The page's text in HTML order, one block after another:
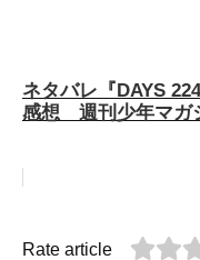
ネタバレ『DAYS
感想 週刊少年マ
Rate article